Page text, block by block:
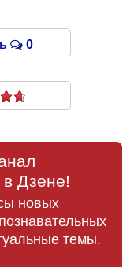
0
Дзене!
новых
темы.